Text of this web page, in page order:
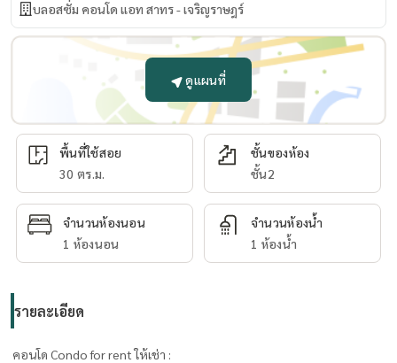
บลอสซั่ม คอนโด แอท สาทร - เจริญราษฎร์
ดูแผนที่
พื้นที่ใช้สอย
30 ตร.ม.
ชั้นของห้อง
ชั้น2
จำนวนห้องนอน
1 ห้องนอน
จำนวนห้องน้ำ
1 ห้องน้ำ
รายละเอียด
คอนโด Condo for rent ให้เช่า :